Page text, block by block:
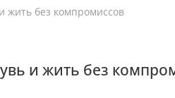
жить без компромиссов
и жить без